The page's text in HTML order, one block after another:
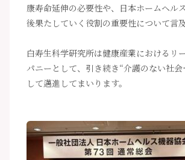
康寿命延伸の必要性や、日本ホームヘル
後果たしていく役割の重要性について言
白寿生科学研究所は健康産業におけるリ
パニーとして、引き続き“介護のない社
して邁進してまいります。